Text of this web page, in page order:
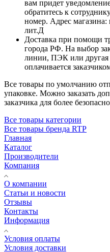
вам придет
обратитесь к
номер. Адрес магазина:
лит.Д
Доставка при помощи
города РФ. На выбор
линии, ПЭК или другая
оплачивается
Все товары по умолчанию
упаковке. Можно заказать
заказчика для более
Все товары категории
Все товары бренда RTP
Главная
Каталог
Производители
Компания
О компании
Статьи и новости
Отзывы
Контакты
Информация
Условия оплаты
Условия доставки